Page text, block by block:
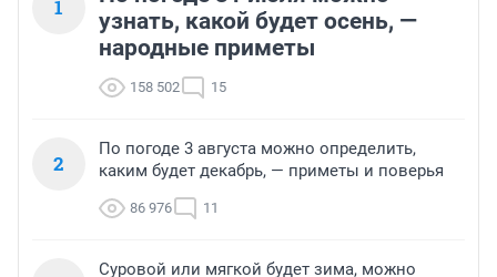
1
узнать, какой будет осень, —
народные приметы
158 502 15
2
По погоде 3 августа можно определить,
каким будет декабрь, — приметы и поверья
86 976 11
Суровой или мягкой будет зима, можно